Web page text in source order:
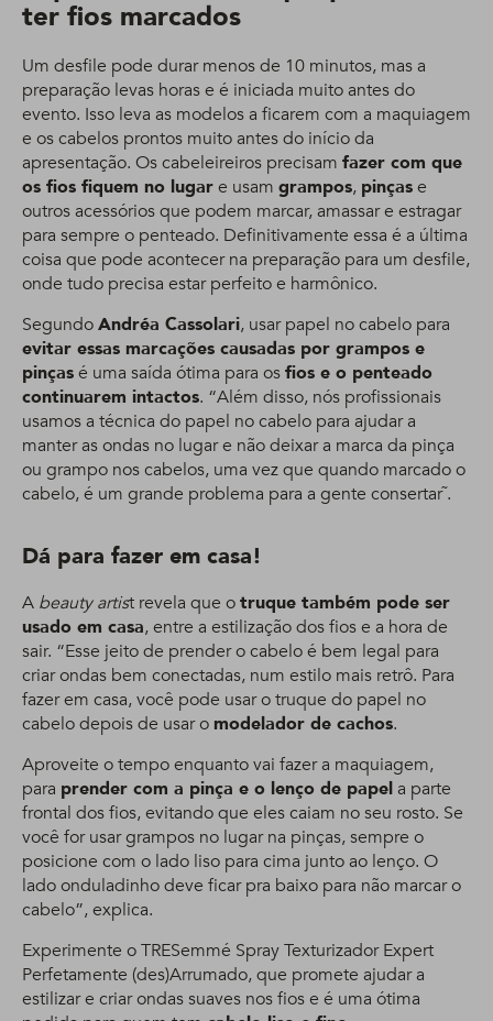
ter fios marcados
Um desfile pode durar menos de 10 minutos, mas a
preparação levas horas e é iniciada muito antes do
evento. Isso leva as modelos a ficarem com a maquiagem
e os cabelos prontos muito antes do início da
apresentação. Os cabeleireiros precisam fazer com que
os fios fiquem no lugare usam grampos, pinçase
outros acessórios que podem marcar, amassar e estragar
para sempre o penteado. Definitivamente essa é a última
coisa que pode acontecer na preparação para um desfile,
onde tudo precisa estar perfeito e harmônico.
SegundoAndréa Cassolari, usar papel no cabelo para
evitar essas marcações causadas por grampos e
pinçasé uma saída ótima para osfios e o penteado
continuarem intactos. “Além disso, nós profissionais
usamos a técnica do papel no cabelo para ajudar a
manter as ondas no lugar e não deixar a marca da pinça
ou grampo nos cabelos, uma vez que quando marcado o
cabelo, é um grande problema para a gente consertar˜.
Dá para fazer em casa!
A beauty artist revela que otruque também pode ser
usado em casa, entre a estilização dos fios e a hora de
sair. “Esse jeito de prender o cabelo é bem legal para
criar ondas bem conectadas, num estilo mais retrô. Para
fazer em casa, você pode usar o truque do papel no
cabelo depois de usar omodelador de cachos.
Aproveite o tempo enquanto vai fazer a maquiagem,
para prender com a pinça e o lenço de papela parte
frontal dos fios, evitando que eles caiam no seu rosto. Se
você for usar grampos no lugar na pinças, sempre o
posicione com o lado liso para cima junto ao lenço. O
lado onduladinho deve ficar pra baixo para não marcar o
cabelo”, explica.
Experimente o TRESemmé Spray Texturizador Expert
Perfetamente (des)Arrumado, que promete ajudar a
estilizar e criar ondas suaves nos fios e é uma ótima